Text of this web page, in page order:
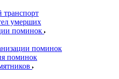
транспорт
умерших
поминок
поминок
поминок